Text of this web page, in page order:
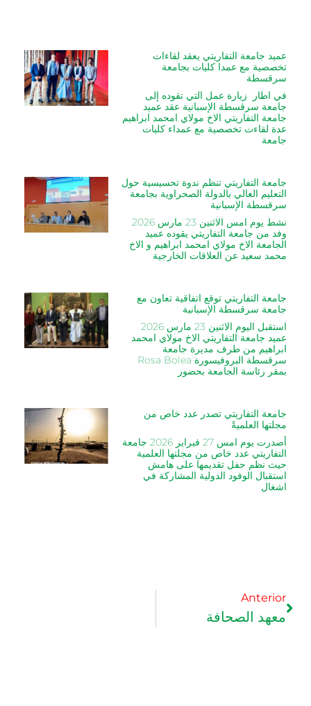
عميد جامعة التفاريتي يعقد لقاءات
تخصصية مع عمدا كليات بجامعة
سرقسطة
في اطار زيارة عمل التي تقوده إلى
جامعة سرقسطة الإسبانية عقد عميد
جامعة التفاريتي الاخ مولاي امحمد ابراهيم
عدة لقاءت تخصصية مع عمداء كليات
جامعة
جامعة التفاريتي تنظم ندوة تحسيسية حول
التعليم العالي بالدولة الصحراوية بجامعة
سرقسطة الإسبانية
نشط يوم امس الاثنين 23 مارس 2026
وفد من جامعة التفاريتي يقوده عميد
الجامعة الاخ مولاي امحمد ابراهيم و الاخ
محمد سعيد عن العلاقات الخارجية
جامعة التفاريتي توقع اتفاقية تعاون مع
جامعة سرقسطة الإسبانية
استقبل اليوم الاثنين 23 مارس 2026
عميد جامعة التفاريتي الاخ مولاي امحمد
ابراهيم من طرف مديرة جامعة
سرقسطة البروفيسورة Rosa Bolea
بمقر رئاسة الجامعة بحضور
جامعة التفاريتي تصدر عدد خاص من
مجلتها العلميةً
أصدرت يوم امس 27 فبراير 2026 جامعة
التفاريتي عدد خاص من مجلتها العلمية
حيث نظم حفل تقديمها على هامش
استقبال الوفود الدولية المشاركة في
اشغال
Anterior
معهد الصحافة